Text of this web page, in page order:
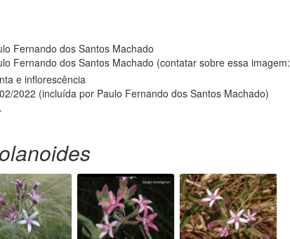
Fernando dos Santos Machado
Fernando dos Santos Machado (contatar sobre essa imagem:
e inflorescência
2022 (incluída por Paulo Fernando dos Santos Machado)